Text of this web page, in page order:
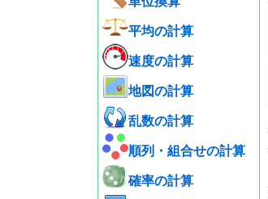
平均の計算
速度の計算
地図の計算
乱数の計算
順列・組合せの計算
確率の計算